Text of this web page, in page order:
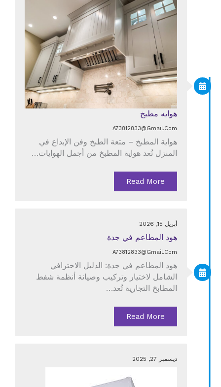
هوايه مطبخ
A73812833@gmail.com
هواية المطبخ – متعة الطبخ وفن الإبداع في
المنزل تُعد هواية المطبخ من أجمل الهوايات…
Read More
أبريل 15, 2026
هود المطاعم في جدة
A73812833@gmail.com
هود المطاعم في جدة: الدليل الاحترافي
الشامل لاختيار وتركيب وصيانة أنظمة شفط
المطابخ التجارية تُعد…
Read More
ديسمبر 27, 2025